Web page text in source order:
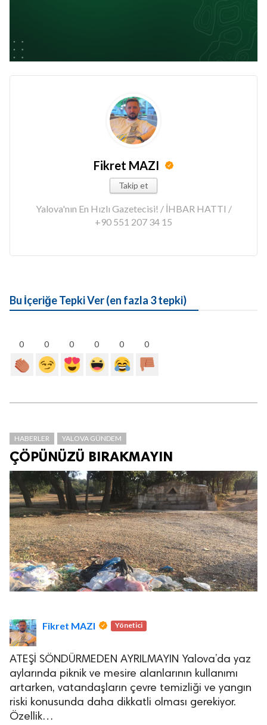
Fikret MAZI
Takip et
Yalova'nın En Hızlı Gazetecisi! / İHBAR HATTI /
+90 551 207 34 15
Bu İçeriğe Tepki Ver (en fazla 3 tepki)
0 0 0 0 0 0
HABERLER YALOVA GÜNDEM
ÇÖPÜNÜZÜ BIRAKMAYIN
Fikret MAZI Yönetici
ATEŞİ SÖNDÜRMEDEN AYRILMAYIN Yalova’da yaz
aylarında piknik ve mesire alanlarının kullanımı
artarken, vatandaşların çevre temizliği ve yangın
riski konusunda daha dikkatli olması gerekiyor.
Özellik…